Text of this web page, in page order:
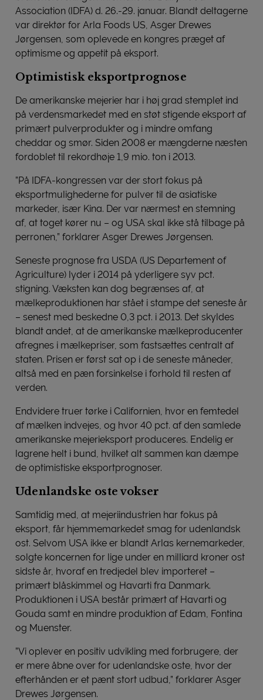
Association (IDFA) d. 26.-29. januar. Blandt deltagerne
var direktør for Arla Foods US, Asger Drewes
Jørgensen, som oplevede en kongres præget af
optimisme og appetit på eksport.
Optimistisk eksportprognose
De amerikanske mejerier har i høj grad stemplet ind
på verdensmarkedet med en støt stigende eksport af
primært pulverprodukter og i mindre omfang
cheddar og smør. Siden 2008 er mængderne næsten
fordoblet til rekordhøje 1,9 mio. ton i 2013.
”På IDFA-kongressen var der stort fokus på
eksportmulighederne for pulver til de asiatiske
markeder, især Kina. Der var nærmest en stemning
af, at toget kører nu – og USA skal ikke stå tilbage på
perronen,” forklarer Asger Drewes Jørgensen.
Seneste prognose fra USDA (US Departement of
Agriculture) lyder i 2014 på yderligere syv pct.
stigning. Væksten kan dog begrænses af, at
mælkeproduktionen har stået i stampe det seneste år
– senest med beskedne 0,3 pct. i 2013. Det skyldes
blandt andet, at de amerikanske mælkeproducenter
afregnes i mælkepriser, som fastsættes centralt af
staten. Prisen er først sat op i de seneste måneder,
altså med en pæn forsinkelse i forhold til resten af
verden.
Endvidere truer tørke i Californien, hvor en femtedel
af mælken indvejes, og hvor 40 pct. af den samlede
amerikanske mejerieksport produceres. Endelig er
lagrene helt i bund, hvilket alt sammen kan dæmpe
de optimistiske eksportprognoser.
Udenlandske oste vokser
Samtidig med, at mejeriindustrien har fokus på
eksport, får hjemmemarkedet smag for udenlandsk
ost. Selvom USA ikke er blandt Arlas kernemarkeder,
solgte koncernen for lige under en milliard kroner ost
sidste år, hvoraf en tredjedel blev importeret –
primært blåskimmel og Havarti fra Danmark.
Produktionen i USA består primært af Havarti og
Gouda samt en mindre produktion af Edam, Fontina
og Muenster.
”Vi oplever en positiv udvikling med forbrugere, der
er mere åbne over for udenlandske oste, hvor der
efterhånden er et pænt stort udbud,” forklarer Asger
Drewes Jørgensen.